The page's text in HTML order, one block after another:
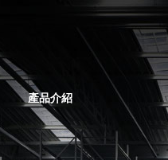
產品介紹